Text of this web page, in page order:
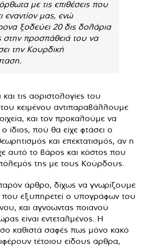
με τις επιθέσεις που
εναντίον μας, ενώ
ξοδεύει 20 δις δολάρια
στην προσπάθειά του να
την Κουρδική
τις αοριστολογίες του
κειμένου αντιπαραβάλλουμε
και τον προκαλούμε να
ίδιος, πού θα είχε φτάσει ο
και επεκτατισμός, αν η
αυτό το βάρος και κόστος που
της με τους Κούρδους.
άρθρο, δίχως να γνωρίζουμε
εξυπηρετεί ο υπογράφων του
και αγνοώντας ποιανού
είναι εντεταλμένος. Η
καθιστά σαφές πως μόνο κακό
τέτοιου είδους άρθρα,